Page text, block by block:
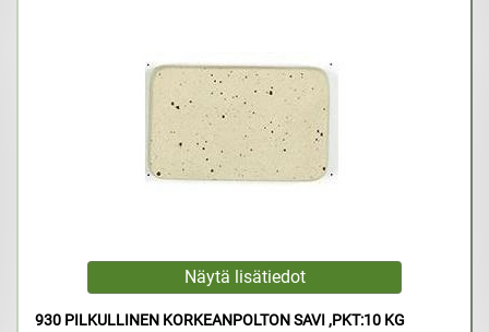
930 PILKULLINEN KORKEANPOLTON SAVI ,PKT:10 KG